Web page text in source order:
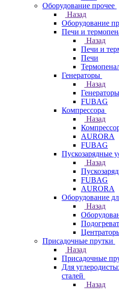
Оборудование прочее
Назад
Оборудование
Печи и
Назад
Печи и
Печи
Генераторы
Назад
Генераторы
FUBAG
Компрессора
Назад
AURORA
FUBAG
Пускозарядные
Назад
FUBAG
AURORA
Оборудование
Назад
Присадочные прутки
Назад
Присадочные
Для
сталей
Назад